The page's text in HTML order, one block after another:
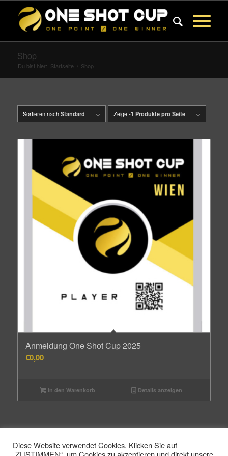
Shop
Du bist hier: Startseite Shop
Sortieren nach Standard Zeige -1 Produkte pro Seite
Anmeldung One Shot Cup 2025
€0,00
In den Warenkorb Details anzeigen
Diese Website verwendet Cookies. Klicken Sie auf